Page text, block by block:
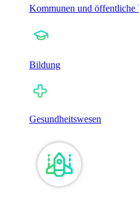
Kommunen und öffentliche
Bildung
Gesundheitswesen